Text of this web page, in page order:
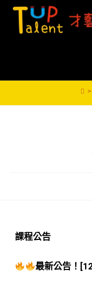
>
課程公告
最新公告！